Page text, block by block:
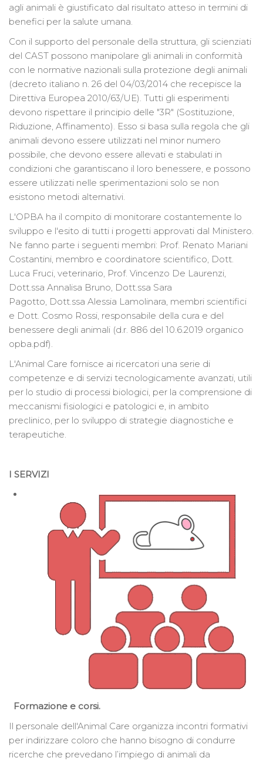
agli animali è giustificato dal risultato atteso in termini di
benefici per la salute umana.
Con il supporto del personale della struttura, gli scienziati
del CAST possono manipolare gli animali in conformità
con le normative nazionali sulla protezione degli animali
(decreto italiano n. 26 del 04/03/2014 che recepisce la
Direttiva Europea 2010/63/UE). Tutti gli esperimenti
devono rispettare il principio delle "3R" (Sostituzione,
Riduzione, Affinamento). Esso si basa sulla regola che gli
animali devono essere utilizzati nel minor numero
possibile, che devono essere allevati e stabulati in
condizioni che garantiscano il loro benessere, e possono
essere utilizzati nelle sperimentazioni solo se non
esistono metodi alternativi.
L'OPBA ha il compito di monitorare costantemente lo
sviluppo e l'esito di tutti i progetti approvati dal Ministero.
Ne fanno parte i seguenti membri: Prof. Renato Mariani
Costantini, membro e coordinatore scientifico, Dott.
Luca Fruci, veterinario, Prof. Vincenzo De Laurenzi,
Dott.ssa Annalisa Bruno, Dott.ssa Sara
Pagotto, Dott.ssa Alessia Lamolinara, membri scientifici
e Dott. Cosmo Rossi, responsabile della cura e del
benessere degli animali (d.r. 886 del 10.6.2019 organico
opba.pdf).
L'Animal Care fornisce ai ricercatori una serie di
competenze e di servizi tecnologicamente avanzati, utili
per lo studio di processi biologici, per la comprensione di
meccanismi fisiologici e patologici e, in ambito
preclinico, per lo sviluppo di strategie diagnostiche e
terapeutiche.
I SERVIZI
Formazione e corsi.
Il personale dell'Animal Care organizza incontri formativi
per indirizzare coloro che hanno bisogno di condurre
ricerche che prevedano l’impiego di animali da